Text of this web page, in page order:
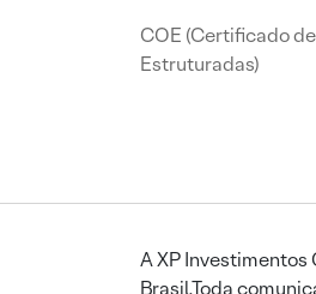
COE (Certificado
Estruturadas)
A XP
Brasil.Toda